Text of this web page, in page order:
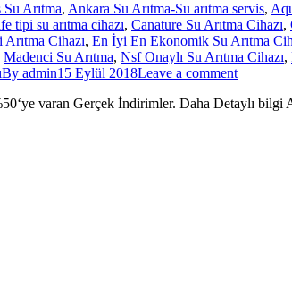
Arıtma, Ankara Su Arıtma-Su arıtma servis,
tipi su arıtma cihazı, Canature Su Arıtma Cihazı,
Cihazı, En İyi En Ekonomik Su Arıtma
Madenci Su Arıtma, Nsf Onaylı Su Arıtma Cihazı,
By admin15 Eylül 2018Leave a comment
Gerçek İndirimler. Daha Detaylı bilgi